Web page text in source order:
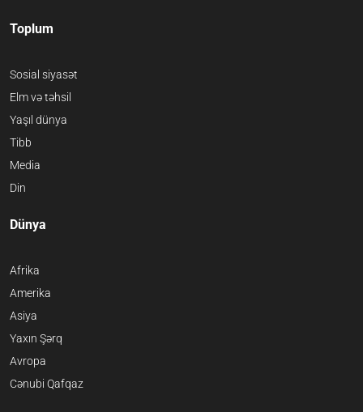
Toplum
Sosial siyasət
Elm və təhsil
Yaşıl dünya
Tibb
Media
Din
Dünya
Afrika
Amerika
Asiya
Yaxın Şərq
Avropa
Cənubi Qafqaz